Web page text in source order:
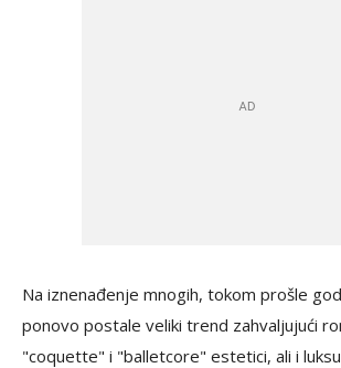
Na iznenađenje mnogih, tokom prošle
ponovo postale veliki trend zahvaljujući
"coquette" i "balletcore" estetici, ali i